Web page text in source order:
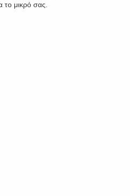
το μικρό σας.